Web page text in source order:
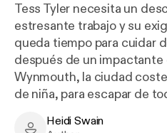
Tess Tyler necesita un
estresante trabajo y su
queda tiempo para cuidar
después de un
Wynmouth, la ciudad
de niña, para escapar de
Con sus playas de arena,
Heidi Swain